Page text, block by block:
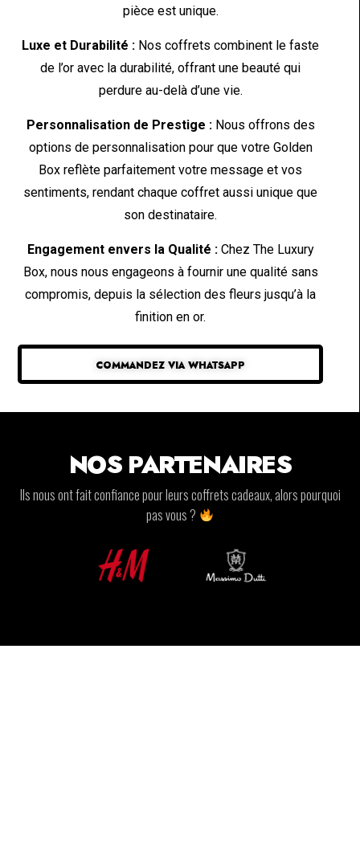
pièce est unique.
Luxe et Durabilité : Nos coffrets combinent le faste
de l’or avec la durabilité, offrant une beauté qui
perdure au-delà d’une vie.
Personnalisation de Prestige :Nous offrons des
options de personnalisation pour que votre Golden
Box reflète parfaitement votre message et vos
sentiments, rendant chaque coffret aussi unique que
son destinataire.
Engagement envers la Qualité :Chez The Luxury
Box, nous nous engageons à fournir une qualité sans
compromis, depuis la sélection des fleurs jusqu’à la
finition en or.
COMMANDEZ VIA WHATSAPP
NOS PARTENAIRES
Ils nous ont fait confiance pour leurs coffrets cadeaux, alors pourquoi
pas vous ?